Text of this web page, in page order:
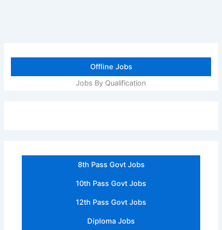
Offline Jobs
Jobs By Qualification
8th Pass Govt Jobs
10th Pass Govt Jobs
12th Pass Govt Jobs
Diploma Jobs